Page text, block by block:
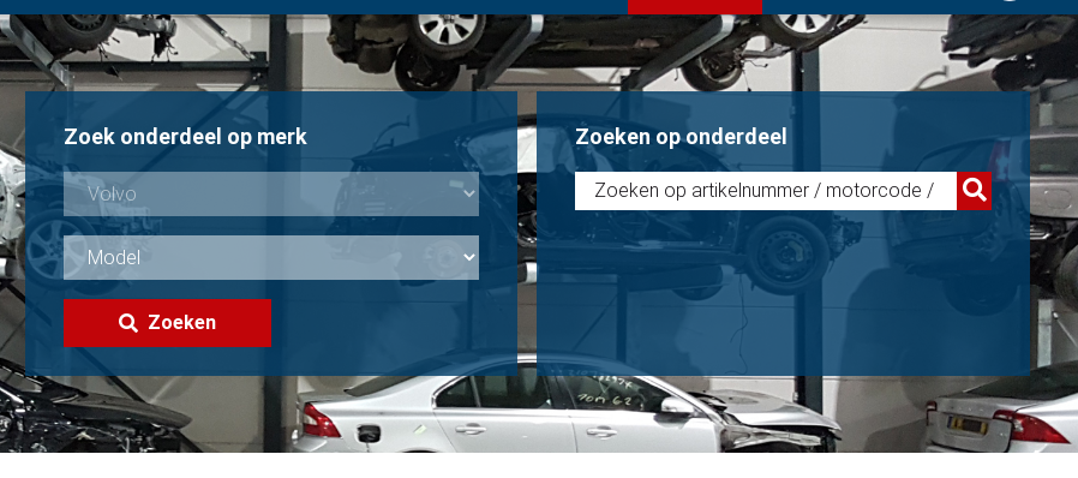
Zoek onderdeel op merk
Zoeken
Zoeken op onderdeel